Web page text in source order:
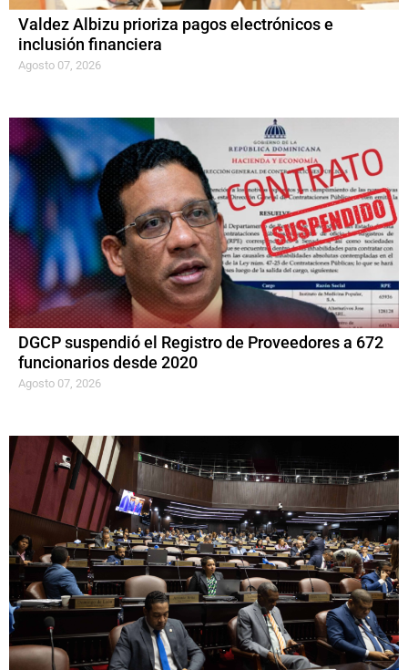
Valdez Albizu prioriza pagos electrónicos e
inclusión financiera
Agosto 07, 2026
DGCP suspendió el Registro de Proveedores a 672
funcionarios desde 2020
Agosto 07, 2026